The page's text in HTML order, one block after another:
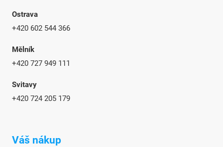
Ostrava
+420 602 544 366
Mělník
+420 727 949 111
Svitavy
+420 724 205 179
Váš nákup